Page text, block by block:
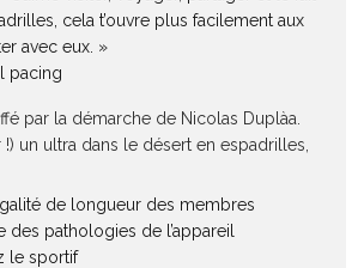
cela t’ouvre plus facilement aux
avec eux. »
pacing
par la démarche de Nicolas Duplàa.
un ultra dans le désert en espadrilles,
de longueur des membres
des pathologies de l’appareil
le sportif